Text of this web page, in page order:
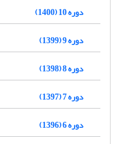
دوره 10 (1400)
دوره 9 (1399)
دوره 8 (1398)
دوره 7 (1397)
دوره 6 (1396)